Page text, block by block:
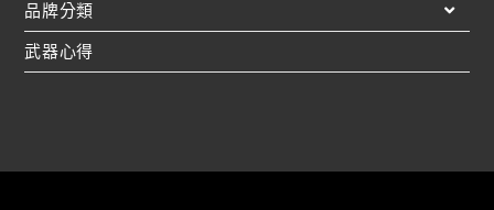
品牌分類
武器心得